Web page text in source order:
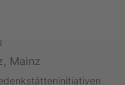
Mainz